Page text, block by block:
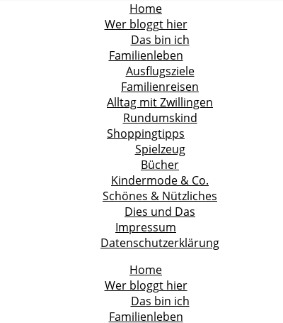
Home
Wer bloggt hier
Das bin ich
Familienleben
Ausflugsziele
Familienreisen
Alltag mit Zwillingen
Rundumskind
Shoppingtipps
Spielzeug
Bücher
Kindermode & Co.
Schönes & Nützliches
Dies und Das
Impressum
Datenschutzerklärung
Home
Wer bloggt hier
Das bin ich
Familienleben